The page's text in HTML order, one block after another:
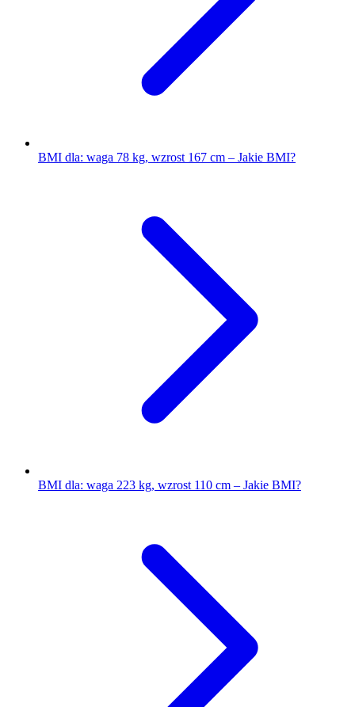
BMI dla: waga 78 kg, wzrost 167 cm – Jakie BMI?
BMI dla: waga 223 kg, wzrost 110 cm – Jakie BMI?